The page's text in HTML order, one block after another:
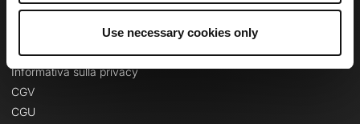
Use necessary cookies only
Informativa sulla privacy
CGV
CGU